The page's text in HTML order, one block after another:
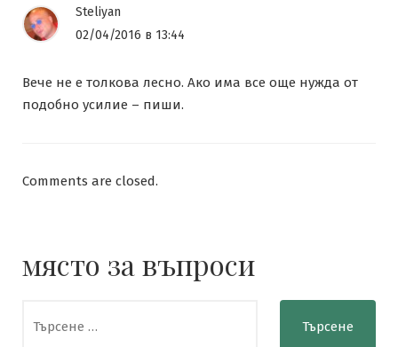
Steliyan
02/04/2016 в 13:44
Вече не е толкова лесно. Ако има все още нужда от
подобно усилие – пиши.
Comments are closed.
място за въпроси
за: